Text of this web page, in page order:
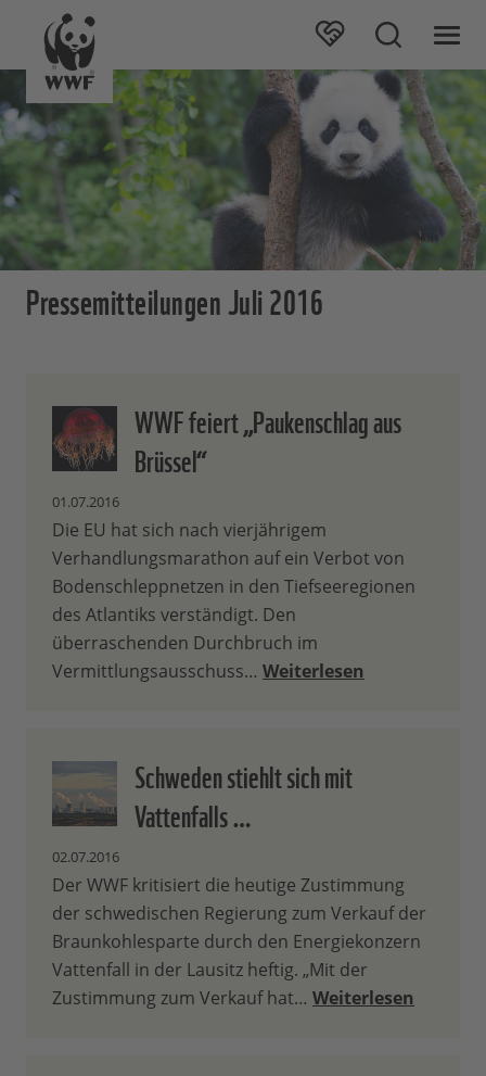
Pressemitteilungen Juli 2016
WWF feiert „Paukenschlag aus
Brüssel“
01.07.2016
Die EU hat sich nach vierjährigem
Verhandlungsmarathon auf ein Verbot von
Bodenschleppnetzen in den Tiefseeregionen
des Atlantiks verständigt. Den
überraschenden Durchbruch im
Vermittlungsausschuss… Weiterlesen
Schweden stiehlt sich mit
Vattenfalls …
02.07.2016
Der WWF kritisiert die heutige Zustimmung
der schwedischen Regierung zum Verkauf der
Braunkohlesparte durch den Energiekonzern
Vattenfall in der Lausitz heftig. „Mit der
Zustimmung zum Verkauf hat… Weiterlesen